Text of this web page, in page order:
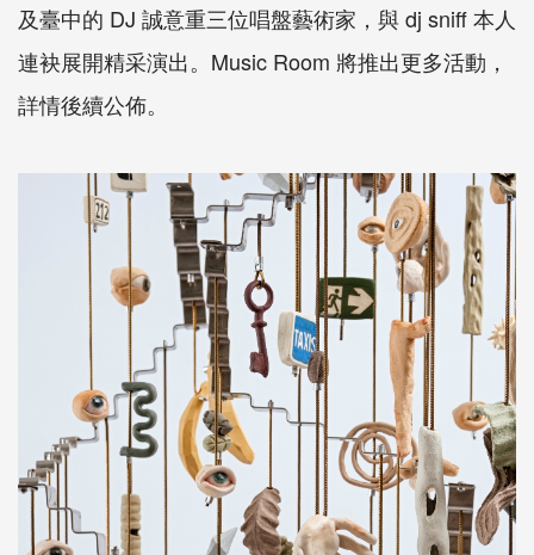
及臺中的 DJ 誠意重三位唱盤藝術家，與 dj sniff 本人
連袂展開精采演出。Music Room 將推出更多活動，
詳情後續公佈。